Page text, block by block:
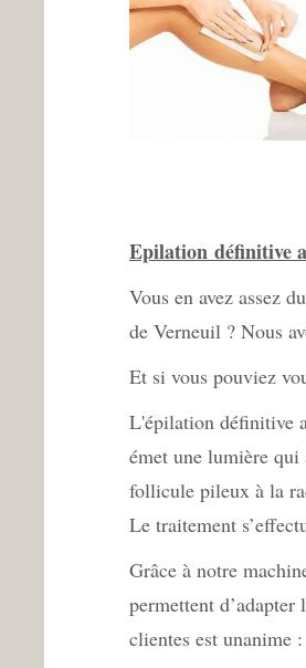
Epilation définitive
Vous en avez assez
de Verneuil ? Nous
Et si vous pouviez
L'épilation définitive
émet une lumière
follicule pileux à la
Le traitement
Grâce à notre
permettent
clientes est unanime